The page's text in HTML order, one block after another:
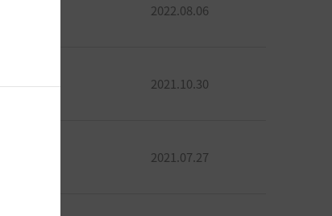
2022.08.06
834
2021.10.30
2021.07.27